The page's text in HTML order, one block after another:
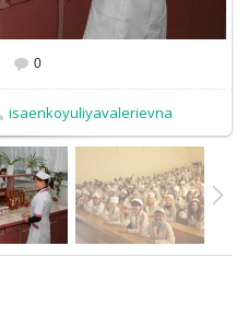
0
isaenkoyuliyavalerievna